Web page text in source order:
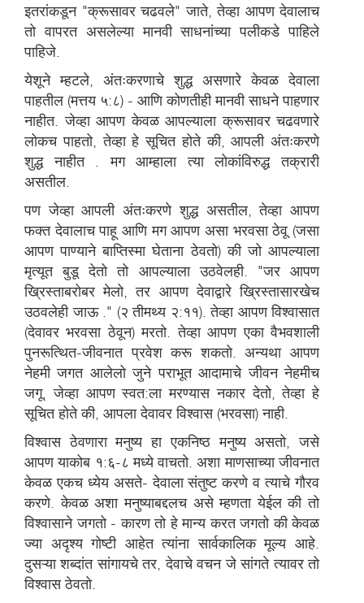
इतरांकडून "क्रूसावर चढवले" जाते, तेव्हा आपण देवालाच
तो वापरत असलेल्या मानवी साधनांच्या पलीकडे पाहिले
पाहिजे.
येशूने म्हटले, अंतःकरणाचे शुद्ध असणारे केवळ देवाला
पाहतील (मत्तय ५:८) - आणि कोणतीही मानवी साधने पाहणार
नाहीत. जेव्हा आपण केवळ आपल्याला क्रूसावर चढवणारे
लोकच पाहतो, तेव्हा हे सूचित होते की, आपली अंतःकरणे
शुद्ध नाहीत . मग आम्हाला त्या लोकांविरुद्ध तक्रारी
असतील.
पण जेव्हा आपली अंतःकरणे शुद्ध असतील, तेव्हा आपण
फक्त देवालाच पाहू आणि मग आपण असा भरवसा ठेवू (जसा
आपण पाण्याने बाप्तिस्मा घेताना ठेवतो) की जो आपल्याला
मृत्यूत बुडू देतो तो आपल्याला उठवेलही. "जर आपण
ख्रिस्ताबरोबर मेलो, तर आपण देवाद्वारे ख्रिस्तासारखेच
उठवलेही जाऊ ." (२ तीमथ्य २:११). तेव्हा आपण विश्वासात
(देवावर भरवसा ठेवून) मरतो. तेव्हा आपण एका वैभवशाली
पुनरूत्थित-जीवनात प्रवेश करू शकतो. अन्यथा आपण
नेहमी जगत आलेलो जुने पराभूत आदामाचे जीवन नेहमीच
जगू. जेव्हा आपण स्वत:ला मरण्यास नकार देतो, तेव्हा हे
सूचित होते की, आपला देवावर विश्वास (भरवसा) नाही.
विश्वास ठेवणारा मनुष्य हा एकनिष्ठ मनुष्य असतो, जसे
आपण याकोब १:६-८ मध्ये वाचतो. अशा माणसाच्या जीवनात
केवळ एकच ध्येय असते- देवाला संतुष्ट करणे व त्याचे गौरव
करणे. केवळ अशा मनुष्याबद्दलच असे म्हणता येईल की तो
विश्वासाने जगतो - कारण तो हे मान्य करत जगतो की केवळ
ज्या अदृश्य गोष्टी आहेत त्यांना सार्वकालिक मूल्य आहे.
दुसऱ्या शब्दांत सांगायचे तर, देवाचे वचन जे सांगते त्यावर तो
विश्वास ठेवतो.